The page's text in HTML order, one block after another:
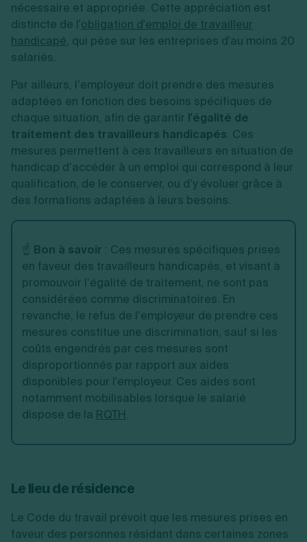
nécessaire et appropriée. Cette appréciation est
distincte de l'obligation d'emploi de travailleur
handicapé, qui pèse sur les entreprises d'au moins 20
salariés.
Par ailleurs, l’employeur doit prendre des mesures
adaptées en fonction des besoins spécifiques de
chaque situation, afin de garantir l'égalité de
traitement des travailleurs handicapés. Ces
mesures permettent à ces travailleurs en situation de
handicap d’accéder à un emploi qui correspond à leur
qualification, de le conserver, ou d’y évoluer grâce à
des formations adaptées à leurs besoins.
☝️ Bon à savoir : Ces mesures spécifiques prises
en faveur des travailleurs handicapés, et visant à
promouvoir l’égalité de traitement, ne sont pas
considérées comme discriminatoires. En
revanche, le refus de l’employeur de prendre ces
mesures constitue une discrimination, sauf si les
coûts engendrés par ces mesures sont
disproportionnés par rapport aux aides
disponibles pour l'employeur. Ces aides sont
notamment mobilisables lorsque le salarié
dispose de la RQTH.
Le lieu de résidence
Le Code du travail prévoit que les mesures prises en
faveur des personnes résidant dans certaines zones